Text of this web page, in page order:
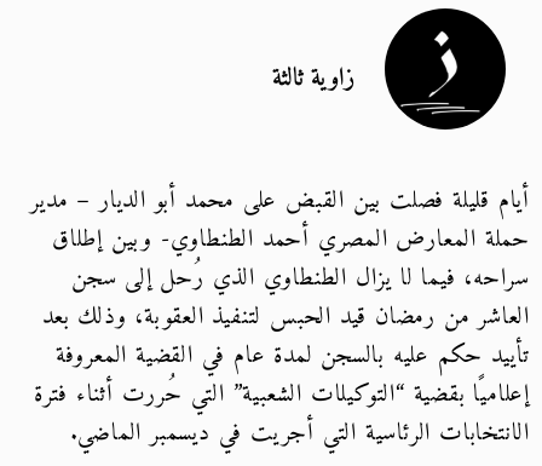
زاوية ثالثة
أيام قليلة فصلت بين القبض على محمد أبو الديار – مدير
حملة المعارض المصري أحمد الطنطاوي- وبين إطلاق
سراحه، فيما لا يزال الطنطاوي الذي رُحل إلى سجن
العاشر من رمضان قيد الحبس لتنفيذ العقوبة، وذلك بعد
تأييد حكم عليه بالسجن لمدة عام في القضية المعروفة
إعلاميًا بقضية “التوكيلات الشعبية” التي حُررت أثناء فترة
الانتخابات الرئاسية التي أجريت في ديسمبر الماضي.